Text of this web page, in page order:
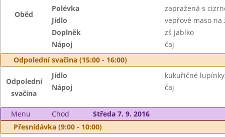
Oběd
Polévka
zapražená s
Jídlo
vepřové maso
Doplněk
zš jablko
Nápoj
čaj
Odpolední svačina (15:00 - 16:00)
Odpolední
svačina
Jídlo
kukuřičné
Nápoj
čaj
Menu Chod
Středa 7. 9. 2016
Přesnídávka (9:00 - 10:00)